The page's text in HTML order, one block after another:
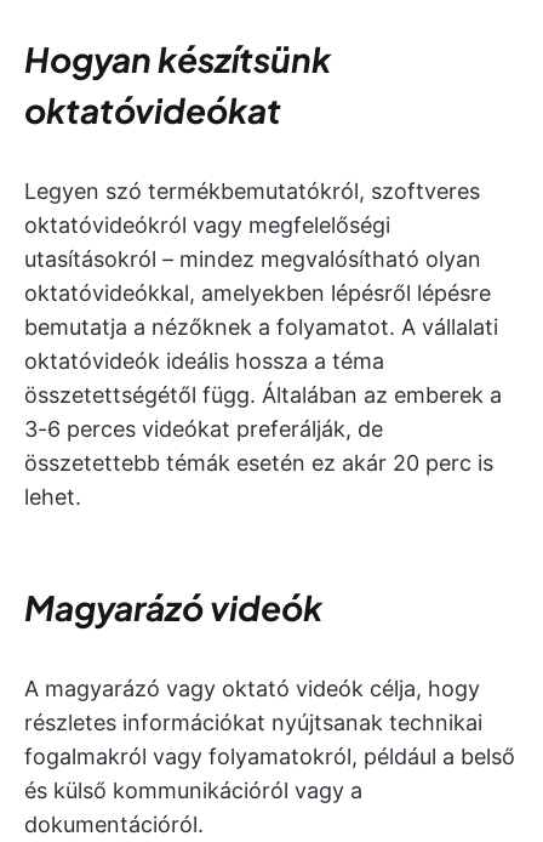
Hogyan készítsünk
oktatóvideókat
Legyen szó termékbemutatókról, szoftveres
oktatóvideókról vagy megfelelőségi
utasításokról – mindez megvalósítható olyan
oktatóvideókkal, amelyekben lépésről lépésre
bemutatja a nézőknek a folyamatot. A vállalati
oktatóvideók ideális hossza a téma
összetettségétől függ. Általában az emberek a
3-6 perces videókat preferálják, de
összetettebb témák esetén ez akár 20 perc is
lehet.
Magyarázó videók
A magyarázó vagy oktató videók célja, hogy
részletes információkat nyújtsanak technikai
fogalmakról vagy folyamatokról, például a belső
és külső kommunikációról vagy a
dokumentációról.